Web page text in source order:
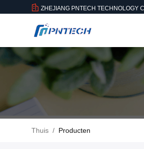
ZHEJIANG PNTECH TECHNOLOGY
Thuis / Producten